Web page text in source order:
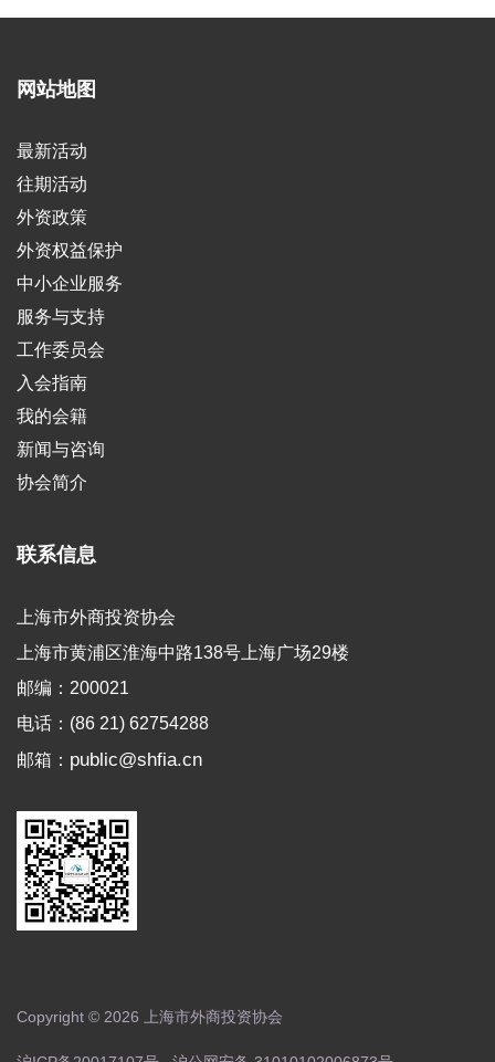
网站地图
最新活动
往期活动
外资政策
外资权益保护
中小企业服务
服务与支持
工作委员会
入会指南
我的会籍
新闻与咨询
协会简介
联系信息
上海市外商投资协会
上海市黄浦区淮海中路138号上海广场29楼
邮编：200021
电话：(86 21) 62754288
邮箱： public@shfia.cn
Copyright © 2026 上海市外商投资协会